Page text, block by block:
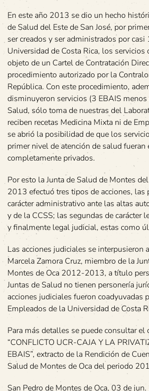
En este año 2013 se dio un hecho
de Salud del Este de San José, por
ser creados y ser administrados por
Universidad de Costa Rica, los servicios
objeto de un Cartel de Contratación
procedimiento autorizado por la
República. Con este procedimiento,
disminuyeron servicios (3 EBAIS menos
Salud, sólo toma de nuestras del
reciben recetas Medicina Mixta ni de
se abrió la posibilidad de que los
primer nivel de atención de salud fueran
completamente privados.
Por esto la Junta de Salud de Montes
2013 efectuó tres tipos de acciones, las
carácter administrativo ante las altas
y de la CCSS; las segundas de carácter
y finalmente legal judicial, estas como
Las acciones judiciales se interpusieron
Marcela Zamora Cruz, miembro de la
Montes de Oca 2012-2013, a título
Juntas de Salud no tienen personería
acciones judiciales fueron coadyuvadas
Empleados de la Universidad de Costa
Para más detalles se puede consultar
“CONFLICTO UCR-CAJA Y LA
EBAIS”, extracto de la Rendición de
Salud de Montes de Oca del periodo
San Pedro de Montes de Oca, 03 de